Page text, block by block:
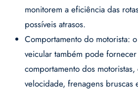
monitorem a eficiência das
possíveis atrasos.
Comportamento do motorista:
veicular também pode
comportamento dos
velocidade, frenagens bruscas